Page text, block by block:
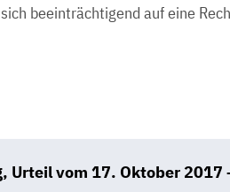
beeinträchtigend auf eine
Urteil vom 17. Oktober 2017